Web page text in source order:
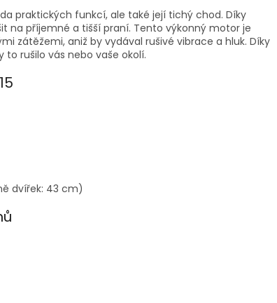
praktických funkcí, ale také její tichý chod. Díky
na příjemné a tišší praní. Tento výkonný motor je
zátěžemi, aniž by vydával rušivé vibrace a hluk. Díky
rušilo vás nebo vaše okolí.
dvířek: 43 cm)